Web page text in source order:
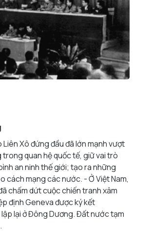
Liên Xô đứng đầu đã lớn mạnh vượt
quan hệ quốc tế, giữ vai trò
an ninh thế giới; tạo ra những
cách mạng các nước. - Ở Việt Nam,
chấm dứt cuộc chiến tranh xâm
định Geneva được ký kết
lại ở Đông Dương. Đất nước tạm